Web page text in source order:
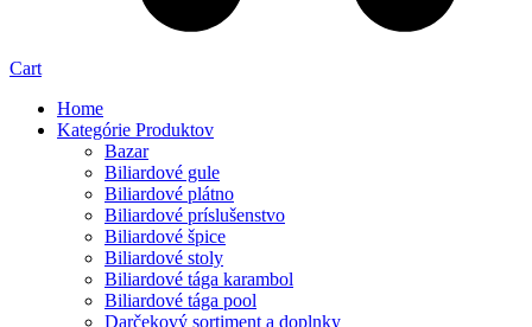
Cart
Home
Kategórie Produktov
Bazar
Biliardové gule
Biliardové plátno
Biliardové príslušenstvo
Biliardové špice
Biliardové stoly
Biliardové tága karambol
Biliardové tága pool
Darčekový sortiment a doplnky